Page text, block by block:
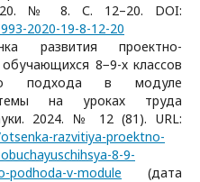
№ 8. С. 12–20. DOI:
2020-19-8-12-20
развития проектно-
8−9-х классов
подхода в модуле
на уроках труда
2024. № 12 (81). URL:
razvitiya-proektno-
8-9-
podhoda-v-module (дата